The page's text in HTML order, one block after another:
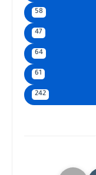
58
47
64
61
242